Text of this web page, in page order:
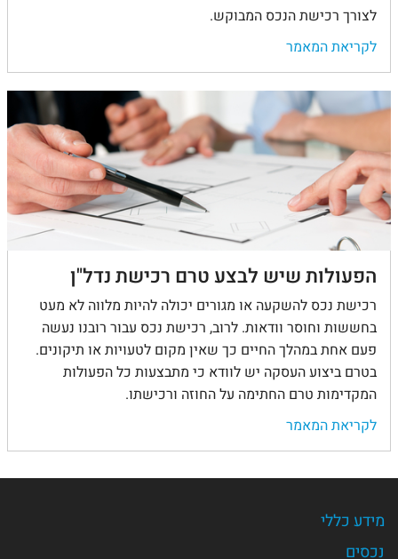
לצורך רכישת הנכס המבוקש.
לקריאת המאמר
הפעולות שיש לבצע טרם רכישת נדל"ן
רכישת נכס להשקעה או מגורים יכולה להיות מלווה לא מעט
בחששות וחוסר וודאות. לרוב, רכישת נכס עבור רובנו נעשה
פעם אחת במהלך החיים כך שאין מקום לטעויות או תיקונים.
בטרם ביצוע העסקה יש לוודא כי מתבצעות כל הפעולות
המקדימות טרם החתימה על החוזה ורכישתו.
לקריאת המאמר
מידע כללי
נכסים